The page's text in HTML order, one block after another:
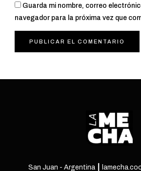
Guarda mi nombre, correo
navegador para la próxima vez que
San Juan - Argentina ┃